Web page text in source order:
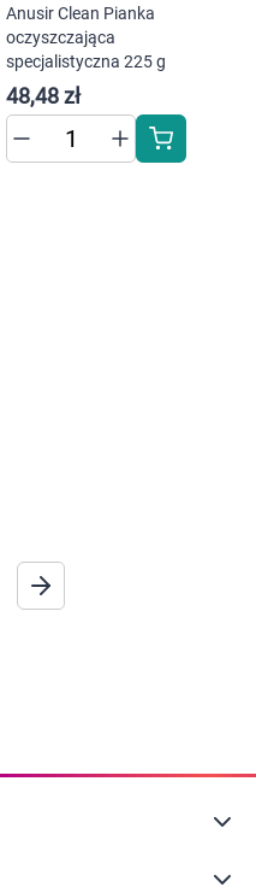
Anusir Clean Pianka
oczyszczająca
specjalistyczna 225 g
48,48 zł